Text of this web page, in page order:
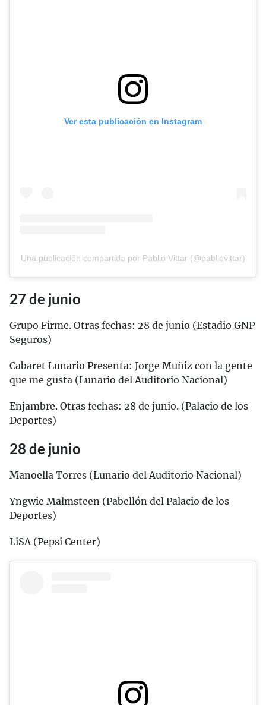
Ver esta publicación en Instagram
Una publicación compartida por Pabllo Vittar (@pabllovittar)
27 de junio
Grupo Firme. Otras fechas: 28 de junio (Estadio GNP
Seguros)
Cabaret Lunario Presenta: Jorge Muñiz con la gente
que me gusta (Lunario del Auditorio Nacional)
Enjambre. Otras fechas: 28 de junio. (Palacio de los
Deportes)
28 de junio
Manoella Torres (Lunario del Auditorio Nacional)
Yngwie Malmsteen (Pabellón del Palacio de los
Deportes)
LiSA (Pepsi Center)